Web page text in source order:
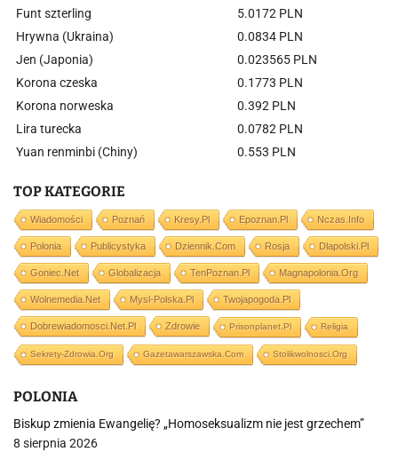
Funt szterling
5.0172 PLN
Hrywna (Ukraina)
0.0834 PLN
Jen (Japonia)
0.023565 PLN
Korona czeska
0.1773 PLN
Korona norweska
0.392 PLN
Lira turecka
0.0782 PLN
Yuan renminbi (Chiny)
0.553 PLN
TOP KATEGORIE
Wiadomości Poznań Kresy.pl Epoznan.pl Nczas.info
Polonia Publicystyka Dziennik.com Rosja Dlapolski.pl
Goniec.net Globalizacja TenPoznan.pl Magnapolonia.org
Wolnemedia.net Mysl-Polska.pl Twojapogoda.pl
Dobrewiadomosci.net.pl Zdrowie Prisonplanet.pl Religia
Sekrety-Zdrowia.org Gazetawarszawska.com Stolikwolnosci.org
POLONIA
Biskup zmienia Ewangelię? „Homoseksualizm nie jest grzechem”
8 sierpnia 2026